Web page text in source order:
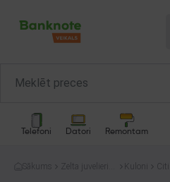
Telefoni Datori Remontam
Sākums
Zelta juvelierizs
Kuloni